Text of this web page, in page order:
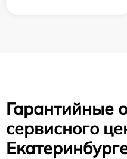
Гарантийные
сервисного